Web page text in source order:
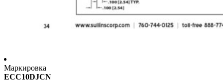
Маркировка
ECC10DJCN